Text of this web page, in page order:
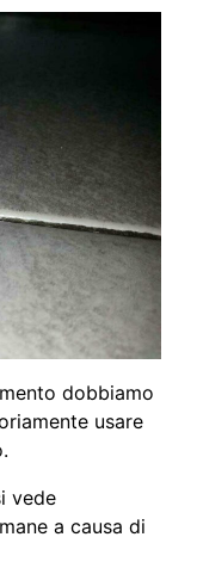
dobbiamo
usare
vede
a causa di